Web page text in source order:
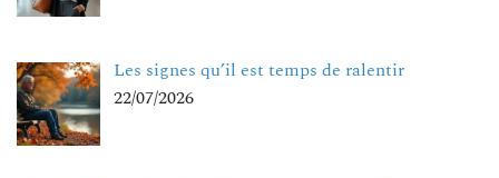
Les signes qu’il est temps de ralentir
22/07/2026